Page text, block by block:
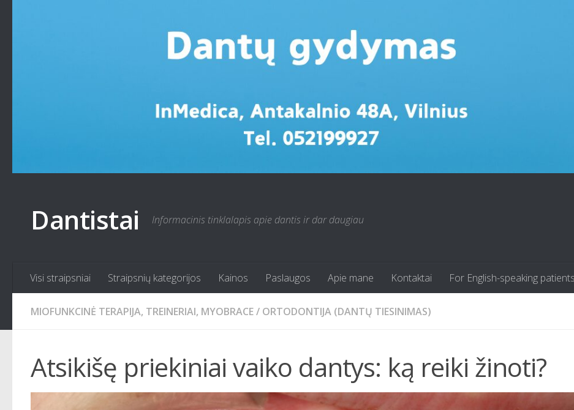
Dantistai Informacinis tinklalapis apie dantis ir dar daugiau
Visi straipsniai Straipsnių kategorijos Kainos Paslaugos Apie mane Kontaktai For English-speaking patients
MIOFUNKCINĖ TERAPIJA, TREINERIAI, MYOBRACE/ ORTODONTIJA (DANTŲ TIESINIMAS)
Atsikišę priekiniai vaiko dantys: ką reiki žinoti?